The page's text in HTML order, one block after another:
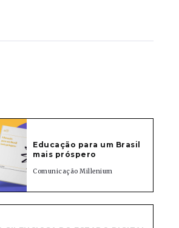
Educação para um Brasil
mais próspero
Comunicação Millenium